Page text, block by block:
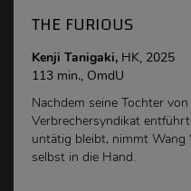
THE FURIOUS
Kenji Tanigaki, HK, 2025
113 min., OmdU
Nachdem seine Tochter
Verbrechersyndikat
untätig bleibt, nimmt Wang
selbst in die Hand.